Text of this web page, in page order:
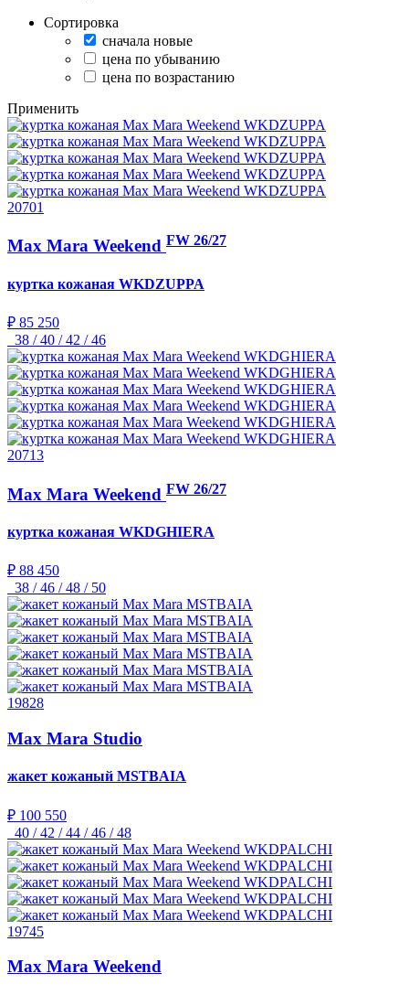
Сортировка
сначала новые
цена по убыванию
цена по возрастанию
Применить
20701
Max Mara Weekend FW 26/27
куртка кожаная WKDZUPPA
₽ 85 250
38 / 40 / 42 / 46
20713
Max Mara Weekend FW 26/27
куртка кожаная WKDGHIERA
₽ 88 450
38 / 46 / 48 / 50
19828
Max Mara Studio
жакет кожаный MSTBAIA
₽ 100 550
40 / 42 / 44 / 46 / 48
19745
Max Mara Weekend